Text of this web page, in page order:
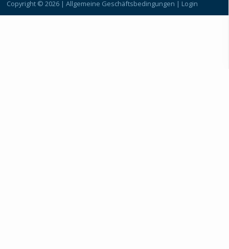
Copyright © 2026 | Allgemeine Geschäftsbedingungen | Login